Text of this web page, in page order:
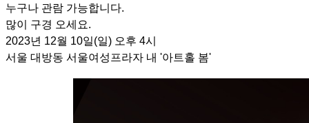
누구나 관람 가능합니다.
많이 구경 오세요.
2023년 12월 10일(일) 오후 4시
서울 대방동 서울여성프라자 내 '아트홀 봄'